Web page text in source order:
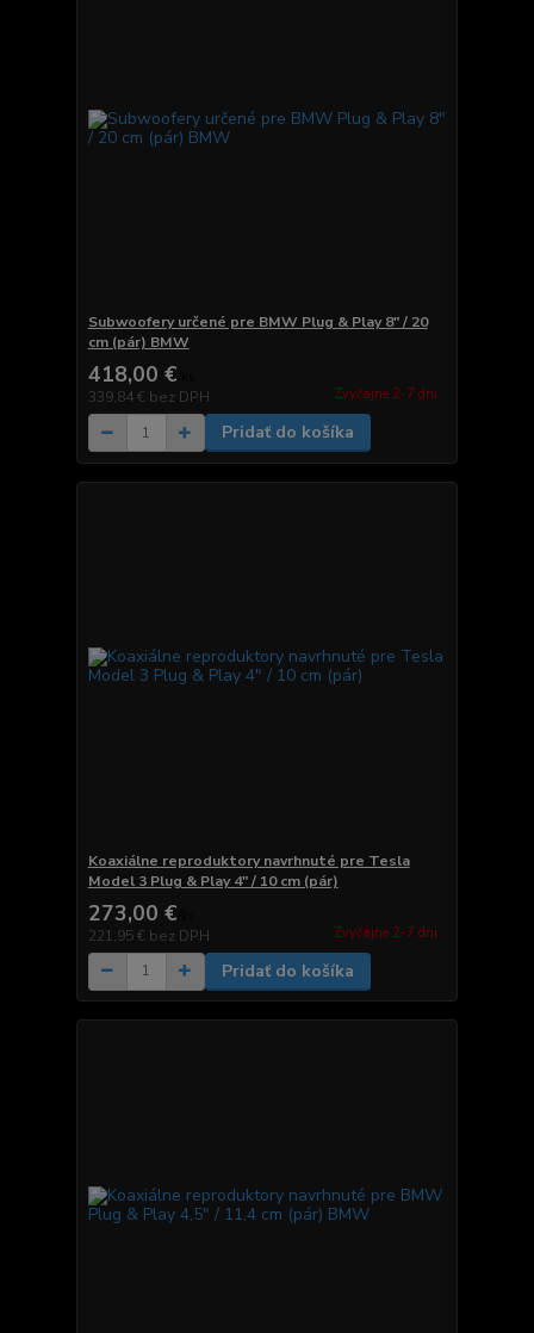
Subwoofery určené pre BMW Plug & Play 8" / 20
cm (pár) BMW
418,00 €
339,84 € bez DPH Zvyčajne 2-7 dni.
Pridať do košíka
Koaxiálne reproduktory navrhnuté pre Tesla
Model 3 Plug & Play 4" / 10 cm (pár)
273,00 €
221,95 € bez DPH Zvyčajne 2-7 dni.
Pridať do košíka